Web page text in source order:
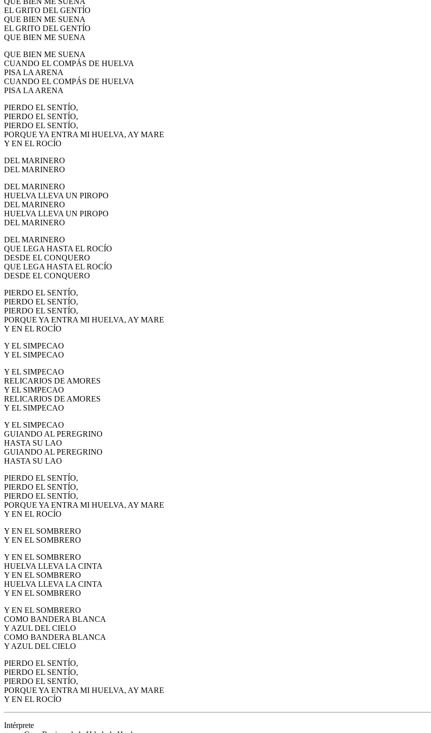
EL GRITO DEL GENTÍO
QUE BIEN ME SUENA
EL GRITO DEL GENTÍO
QUE BIEN ME SUENA
QUE BIEN ME SUENA
CUANDO EL COMPÁS DE HUELVA
PISA LA ARENA
CUANDO EL COMPÁS DE HUELVA
PISA LA ARENA
PIERDO EL SENTÍO,
PIERDO EL SENTÍO,
PIERDO EL SENTÍO,
PORQUE YA ENTRA MI HUELVA, AY MARE
Y EN EL ROCÍO
DEL MARINERO
DEL MARINERO
DEL MARINERO
HUELVA LLEVA UN PIROPO
DEL MARINERO
HUELVA LLEVA UN PIROPO
DEL MARINERO
DEL MARINERO
QUE LEGA HASTA EL ROCÍO
DESDE EL CONQUERO
QUE LEGA HASTA EL ROCÍO
DESDE EL CONQUERO
PIERDO EL SENTÍO,
PIERDO EL SENTÍO,
PIERDO EL SENTÍO,
PORQUE YA ENTRA MI HUELVA, AY MARE
Y EN EL ROCÍO
Y EL SIMPECAO
Y EL SIMPECAO
Y EL SIMPECAO
RELICARIOS DE AMORES
Y EL SIMPECAO
RELICARIOS DE AMORES
Y EL SIMPECAO
Y EL SIMPECAO
GUIANDO AL PEREGRINO
HASTA SU LAO
GUIANDO AL PEREGRINO
HASTA SU LAO
PIERDO EL SENTÍO,
PIERDO EL SENTÍO,
PIERDO EL SENTÍO,
PORQUE YA ENTRA MI HUELVA, AY MARE
Y EN EL ROCÍO
Y EN EL SOMBRERO
Y EN EL SOMBRERO
Y EN EL SOMBRERO
HUELVA LLEVA LA CINTA
Y EN EL SOMBRERO
HUELVA LLEVA LA CINTA
Y EN EL SOMBRERO
Y EN EL SOMBRERO
COMO BANDERA BLANCA
Y AZUL DEL CIELO
COMO BANDERA BLANCA
Y AZUL DEL CIELO
PIERDO EL SENTÍO,
PIERDO EL SENTÍO,
PIERDO EL SENTÍO,
PORQUE YA ENTRA MI HUELVA, AY MARE
Y EN EL ROCÍO
Intérprete